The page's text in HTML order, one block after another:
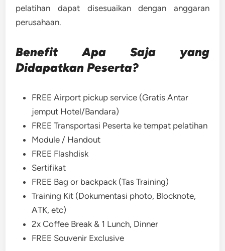
pelatihan dapat disesuaikan dengan anggaran
perusahaan.
Benefit Apa Saja yang
Didapatkan Peserta?
FREE Airport pickup service (Gratis Antar
jemput Hotel/Bandara)
FREE Transportasi Peserta ke tempat pelatihan
Module / Handout
FREE Flashdisk
Sertifikat
FREE Bag or backpack (Tas Training)
Training Kit (Dokumentasi photo, Blocknote,
ATK, etc)
2x Coffee Break & 1 Lunch, Dinner
FREE Souvenir Exclusive